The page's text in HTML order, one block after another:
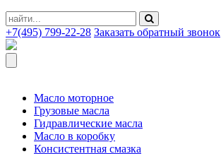
+7(495) 799-22-28 Заказать обратный звонок
Масло моторное
Грузовые масла
Гидравлические масла
Масло в коробку
Консистентная смазка